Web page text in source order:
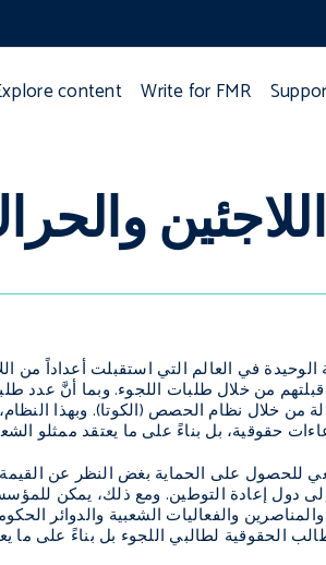
content Write for FMR
الوحيدة في العالم التي استقبلت أعداداً
من خلال طلبات اللجوء. وبما أنَّ عدد
من خلال نظام الحصص (الكوتا). وبهذا
حقوقية، بل بناءً على ما يعتقد ممثلو
على الحماية بغض النظر عن القيمة
دول إعادة التوطين. ومع ذلك، يمكن
والفعاليات الشعبية والدوائر
الحقوقية لطالبي اللجوء بل بناءً على